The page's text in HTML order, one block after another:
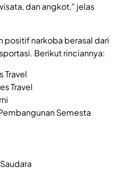
dan angkot,” jelas
positif narkoba berasal dari
Berikut rinciannya:
Travel
Travel
Semesta